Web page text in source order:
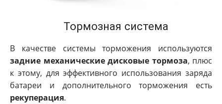
Тормозная система
В качестве системы торможения используются
задние механические дисковые тормоза, плюс
к этому, для эффективного использования заряда
батареи и дополнительного торможения есть
рекуперация.